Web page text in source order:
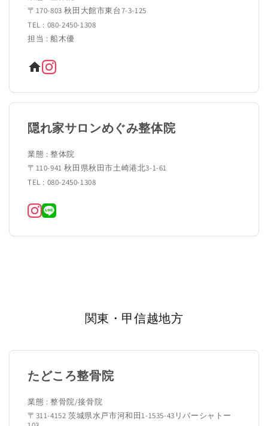
〒170-803 秋田大館市東台7-3-125
TEL : 080-2450-1308
担当 : 船木優
隠れ家サロンめぐみ整体院
業態 : 整体院
〒110-941 秋田県秋田市土崎港北3-1-61
TEL : 080-2450-1308
関東・甲信越地方
たどころ整骨院
業態 : 整骨院/接骨院
〒311-4152 茨城県水戸市河和田1-1535-43リバーシャトー